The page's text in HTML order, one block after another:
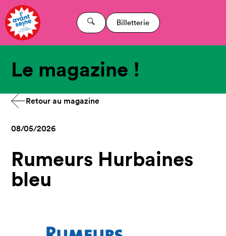
Billetterie
Le magazine !
Retour au magazine
08/05/2026
Rumeurs Hurbaines
bleu